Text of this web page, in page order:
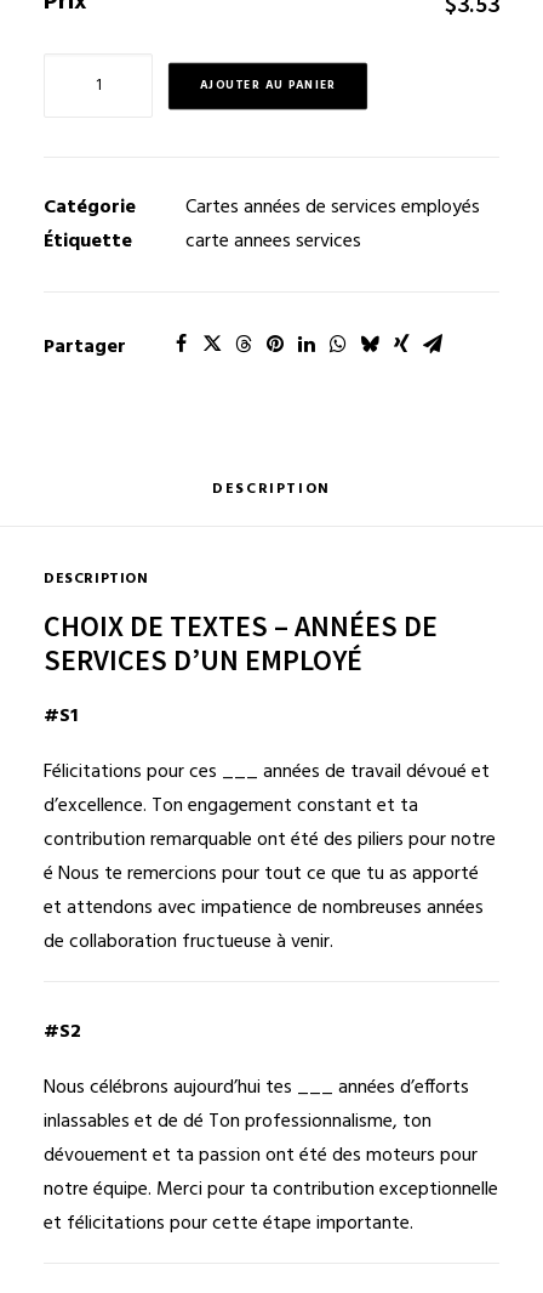
de
services
AJOUTER AU PANIER
Catégorie
Cartes années de services employés
Étiquette
carte annees services
Partager
DESCRIPTION
DESCRIPTION
CHOIX DE TEXTES – ANNÉES DE
SERVICES D’UN EMPLOYÉ
#S1
Félicitations pour ces ___ années de travail dévoué et
d’excellence. Ton engagement constant et ta
contribution remarquable ont été des piliers pour notre
é Nous te remercions pour tout ce que tu as apporté
et attendons avec impatience de nombreuses années
de collaboration fructueuse à venir.
#S2
Nous célébrons aujourd’hui tes ___ années d’efforts
inlassables et de dé Ton professionnalisme, ton
dévouement et ta passion ont été des moteurs pour
notre équipe. Merci pour ta contribution exceptionnelle
et félicitations pour cette étape importante.